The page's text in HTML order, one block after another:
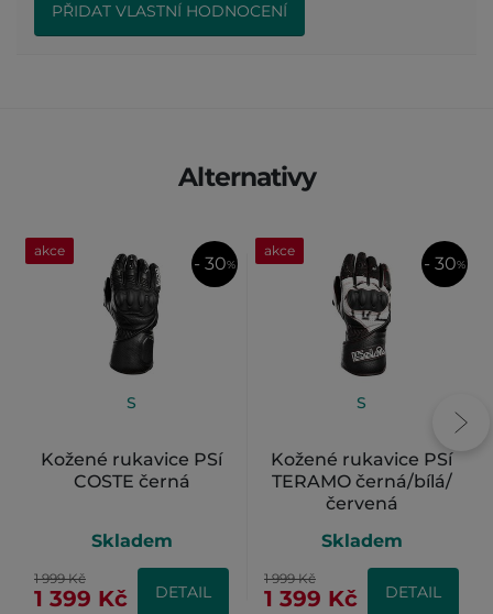
PŘIDAT VLASTNÍ HODNOCENÍ
Alternativy
S
Kožené rukavice PSí
COSTE černá
akce
- 30%
Skladem
1 999 Kč
1 399 Kč DETAIL
S
Kožené rukavice PSí
TERAMO černá/bílá/
červená
akce
- 30%
Skladem
1 999 Kč
1 399 Kč DETAIL